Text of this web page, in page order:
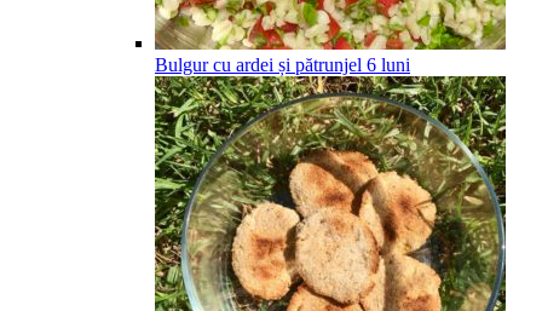
Bulgur cu ardei și pătrunjel 6 luni